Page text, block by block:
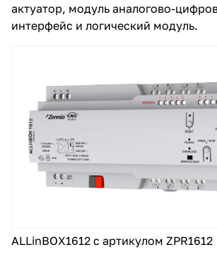
актуатор, модуль аналогово-
интерфейс и логический модуль.
ALLinBOX1612 с артикулом ZPR1612